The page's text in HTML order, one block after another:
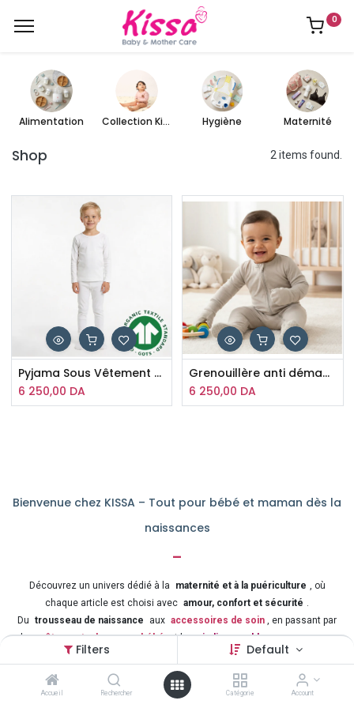
Filters Default
Accueil Rechercher Catégorie Account
0
Alimentation Collection Kissa Hygiène Maternité
Shop 2 items found.
Pyjama Sous Vêtement Organtex
6 250,00 DA
Grenouillère anti démangeaisons organtex
6 250,00 DA
Bienvenue chez KISSA – Tout pour bébé et maman dès la
naissances
-
Découvrez un univers dédié à la maternité et à la puériculture
, où
chaque article est choisi avec amour, confort et sécurité
Du trousseau de naissance aux accessoires de soin
, en passant par
les vêtements doux pour bébé et les indispensables pour maman ,
nous vous accompagnons à chaque étape de cette belle aventure.
Chez KISSA , notre mission est d’offrir aux parents des
produits de